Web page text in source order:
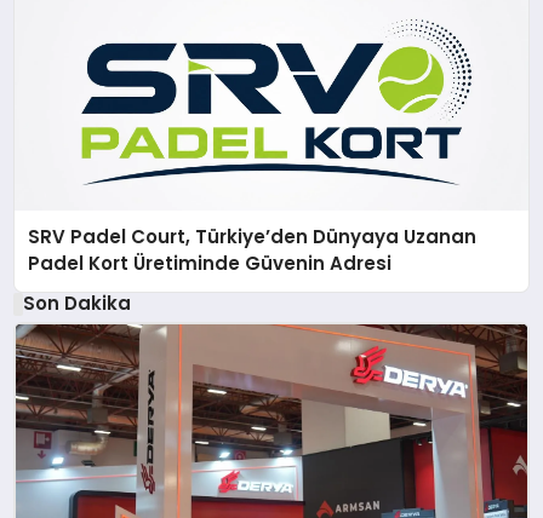
SRV Padel Court, Türkiye’den Dünyaya Uzanan
Padel Kort Üretiminde Güvenin Adresi
Son Dakika